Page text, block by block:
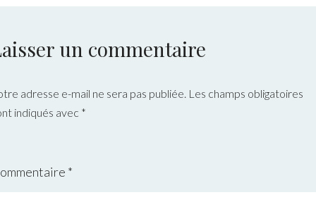
un commentaire
adresse e-mail ne sera pas publiée. Les champs obligatoires
indiqués avec *
*